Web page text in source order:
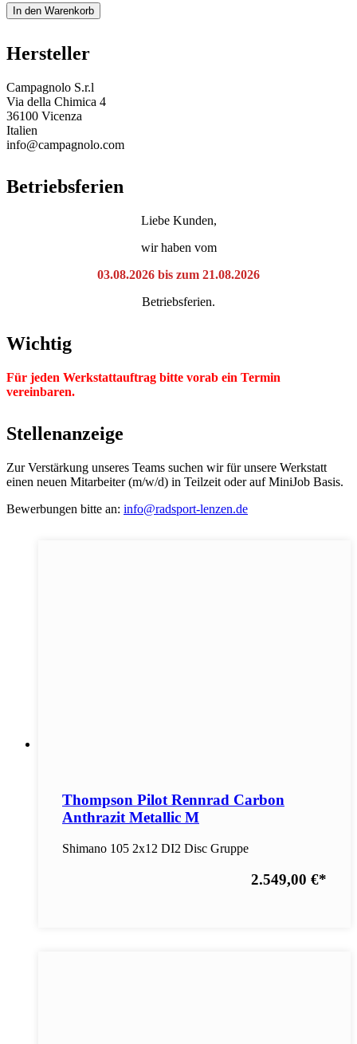
In den Warenkorb
Hersteller
Campagnolo S.r.l
Via della Chimica 4
36100 Vicenza
Italien
info@campagnolo.com
Betriebsferien
Liebe Kunden,
wir haben vom
03.08.2026 bis zum 21.08.2026
Betriebsferien.
Wichtig
Für jeden Werkstattauftrag bitte vorab ein Termin
vereinbaren.
Stellenanzeige
Zur Verstärkung unseres Teams suchen wir für unsere Werkstatt
einen neuen Mitarbeiter (m/w/d) in Teilzeit oder auf MiniJob Basis.
Bewerbungen bitte an: info@radsport-lenzen.de
Thompson Pilot Rennrad Carbon
Anthrazit Metallic M
Shimano 105 2x12 DI2 Disc Gruppe
2.549,00 €*